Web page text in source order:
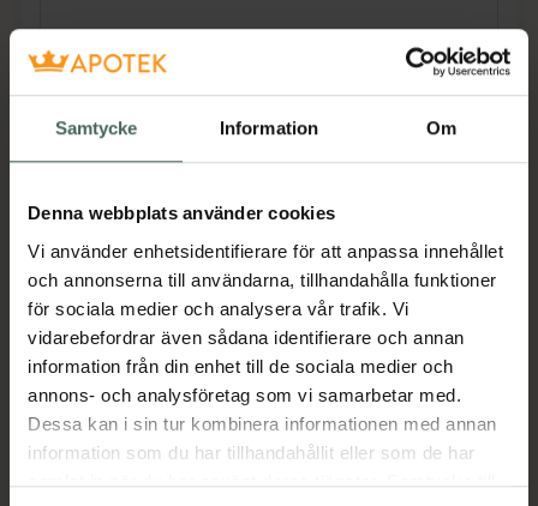
Samtycke Information Om
Denna webbplats använder cookies
Vi använder enhetsidentifierare för att anpassa innehållet
och annonserna till användarna, tillhandahålla funktioner
för sociala medier och analysera vår trafik. Vi
vidarebefordrar även sådana identifierare och annan
information från din enhet till de sociala medier och
annons- och analysföretag som vi samarbetar med.
Dessa kan i sin tur kombinera informationen med annan
information som du har tillhandahållit eller som de har
samlat in när du har använt deras tjänster. Samtycke till
Vaseline för läppar – tillverkad med den
ursprungliga mirakel-jellyn. Med sin klassiska
formula är Vaseline Lip Therapy en
nödvändighet för friskare läppar är gjord med
läpprodukter. Vaseline Jelly är den
ursprungliga mirakel-jellyn som har hjälpt till
att läka torr hud sedan 1870, och nu får du
alla dess fördelar i en läppbalsam som är
speciellt utformad för läpparna. Läpparnas
yttersta skyddslager är tunnare än resten av
kroppen, så de behöver en läppbalsam som
ger långvarig fukt.